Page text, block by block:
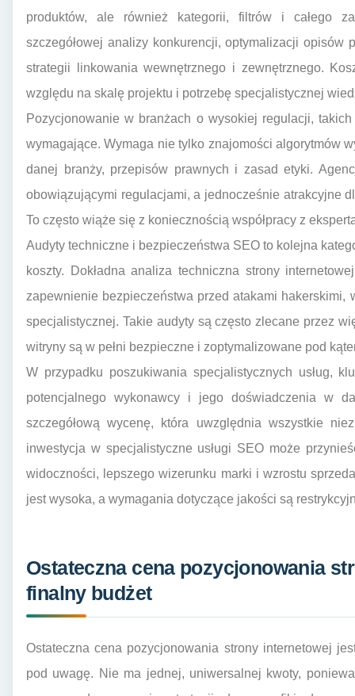
produktów, ale również kategorii, filtrów i całego
szczegółowej analizy konkurencji, optymalizacji opisów
strategii linkowania wewnętrznego i zewnętrznego.
względu na skalę projektu i potrzebę specjalistycznej
Pozycjonowanie w branżach o wysokiej regulacji,
wymagające. Wymaga nie tylko znajomości algorytmów
danej branży, przepisów prawnych i zasad etyki.
obowiązującymi regulacjami, a jednocześnie atrakcyjne
To często wiąże się z koniecznością współpracy z
Audyty techniczne i bezpieczeństwa SEO to kolejna
koszty. Dokładna analiza techniczna strony
zapewnienie bezpieczeństwa przed atakami
specjalistycznej. Takie audyty są często zlecane przez
witryny są w pełni bezpieczne i zoptymalizowane pod
W przypadku poszukiwania specjalistycznych usług,
potencjalnego wykonawcy i jego doświadczenia w
szczegółową wycenę, która uwzględnia wszystkie
inwestycja w specjalistyczne usługi SEO może
widoczności, lepszego wizerunku marki i wzrostu
jest wysoka, a wymagania dotyczące jakości są
Ostateczna cena pozycjonowania
finalny budżet
Ostateczna cena pozycjonowania strony internetowej
pod uwagę. Nie ma jednej, uniwersalnej kwoty,